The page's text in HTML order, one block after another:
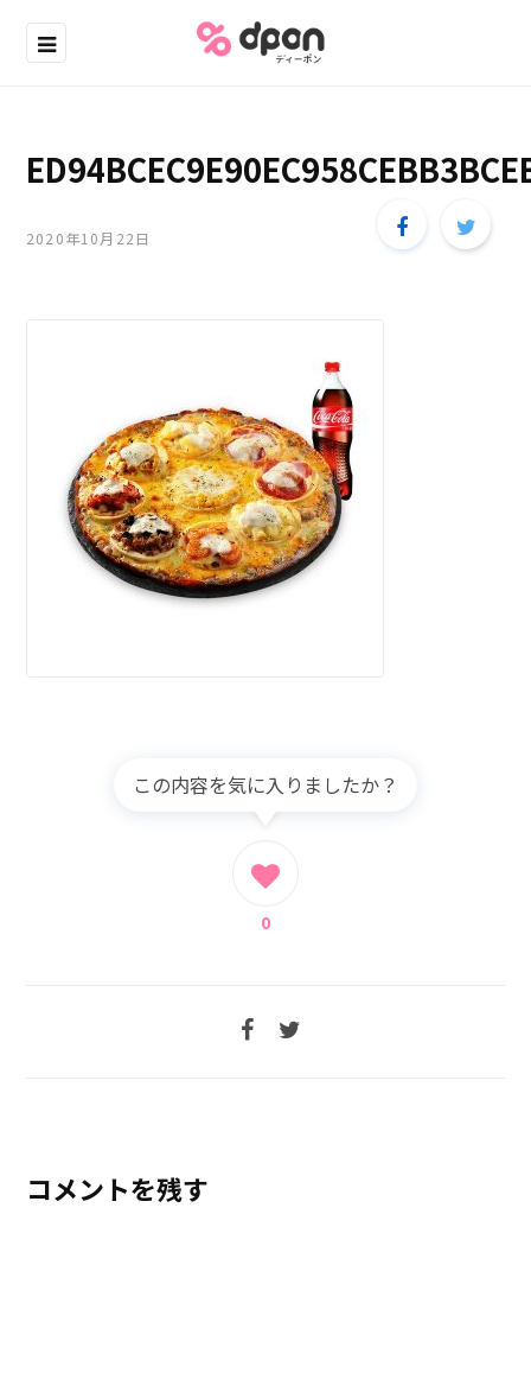
2020年10月22日
この内容を気に入りましたか？
0
コメントを残す